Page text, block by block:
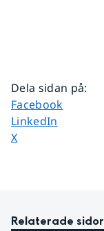
Dela sidan på:
Dela sidan på
Facebook
Dela sidan på
LinkedIn
Dela sidan på
X
Relaterade sidor